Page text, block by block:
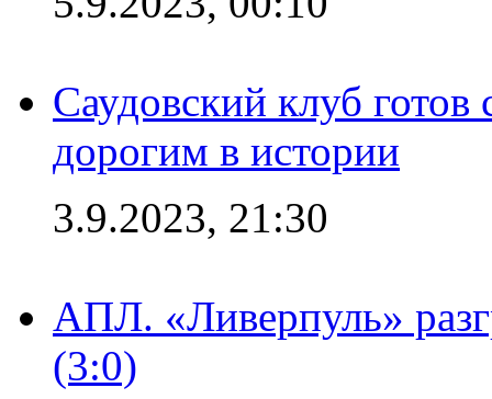
Саудовский клуб
дорогим в истории
3.9.2023, 21:30
АПЛ. «Ливерпуль»
(3:0)